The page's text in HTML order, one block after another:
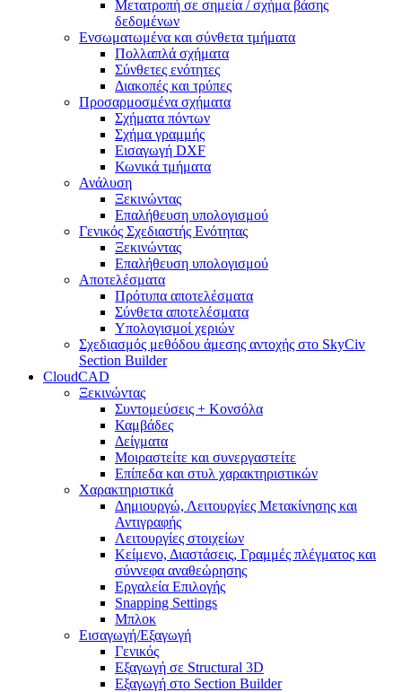
Μετατροπή σε σημεία / σχήμα βάσης
δεδομένων
Ενσωματωμένα και σύνθετα τμήματα
Πολλαπλά σχήματα
Σύνθετες ενότητες
Διακοπές και τρύπες
Προσαρμοσμένα σχήματα
Σχήματα πόντων
Σχήμα γραμμής
Εισαγωγή DXF
Κωνικά τμήματα
Ανάλυση
Ξεκινώντας
Επαλήθευση υπολογισμού
Γενικός Σχεδιαστής Ενότητας
Ξεκινώντας
Επαλήθευση υπολογισμού
Αποτελέσματα
Πρότυπα αποτελέσματα
Σύνθετα αποτελέσματα
Υπολογισμοί χεριών
Σχεδιασμός μεθόδου άμεσης αντοχής στο SkyCiv
Section Builder
CloudCAD
Ξεκινώντας
Συντομεύσεις + Κονσόλα
Καμβάδες
Δείγματα
Μοιραστείτε και συνεργαστείτε
Επίπεδα και στυλ χαρακτηριστικών
Χαρακτηριστικά
Δημιουργώ, Λειτουργίες Μετακίνησης και
Αντιγραφής
Λειτουργίες στοιχείων
Κείμενο, Διαστάσεις, Γραμμές πλέγματος και
σύννεφα αναθεώρησης
Εργαλεία Επιλογής
Snapping Settings
Μπλοκ
Εισαγωγή/Εξαγωγή
Γενικός
Εξαγωγή σε Structural 3D
Εξαγωγή στο Section Builder